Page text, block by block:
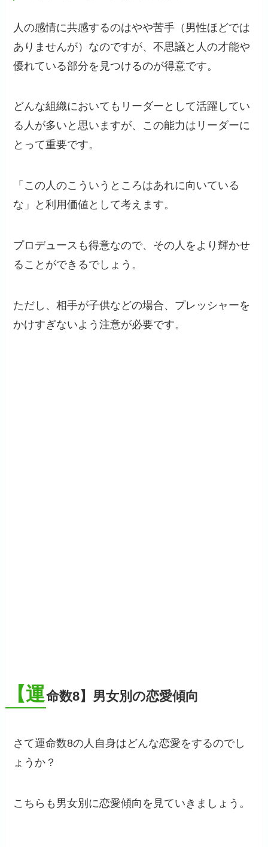
人の感情に共感するのはやや苦手（男性ほどでは
ありませんが）なのですが、不思議と人の才能や
優れている部分を見つけるのが得意です。
どんな組織においてもリーダーとして活躍してい
る人が多いと思いますが、この能力はリーダーに
とって重要です。
「この人のこういうところはあれに向いている
な」と利用価値として考えます。
プロデュースも得意なので、その人をより輝かせ
ることができるでしょう。
ただし、相手が子供などの場合、プレッシャーを
かけすぎないよう注意が必要です。
【運命数8】男女別の恋愛傾向
さて運命数8の人自身はどんな恋愛をするのでし
ょうか？
こちらも男女別に恋愛傾向を見ていきましょう。